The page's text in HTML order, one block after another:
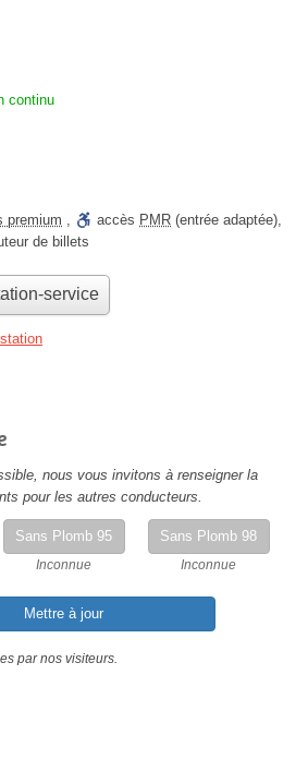
continu
premium , accès PMR (entrée adaptée),
de billets
service
nous vous invitons à renseigner la
pour les autres conducteurs.
Sans Plomb 95
Inconnue
Sans Plomb 98
Inconnue
Mettre à jour
par nos visiteurs.